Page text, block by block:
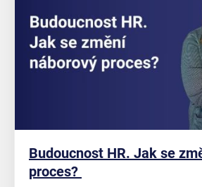
Budoucnost HR. Jak se
proces?